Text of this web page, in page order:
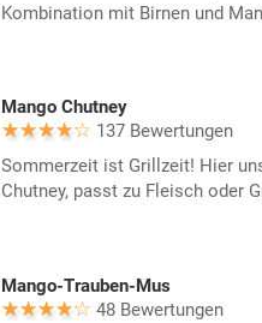
Kombination mit Birnen und
Mango Chutney
137 Bewertungen
Sommerzeit ist Grillzeit! Hier
Chutney, passt zu Fleisch oder
Mango-Trauben-Mus
48 Bewertungen